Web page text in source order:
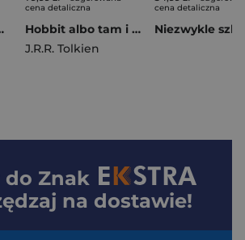
nieserialowa]
cena detaliczna
Hobbit albo tam i z powrotem [Powieść graficzna]
J.R.R. Tolkien
cena detaliczna
do Znak
na dostawie!